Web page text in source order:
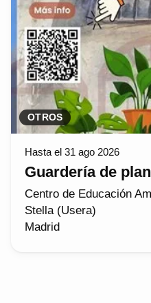
OTROS
Hasta el 31 ago 2026
Guardería de
Centro de Educación
Stella (Usera)
Madrid